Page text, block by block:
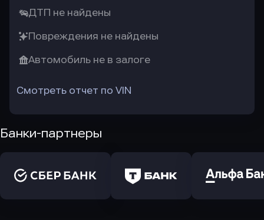
ДТП не найдены
Повреждения не найдены
Автомобиль не в залоге
Смотреть отчет по VIN
Банки-партнеры